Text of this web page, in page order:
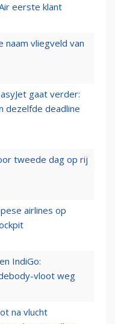
eerste klant
naam vliegveld van
gaat verder:
dezelfde deadline
tweede dag op rij
airlines op
IndiGo:
vloot weg
na vlucht